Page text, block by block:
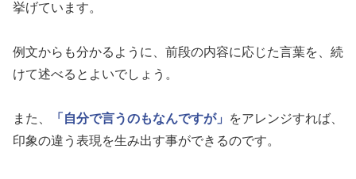
挙げています。
例文からも分かるように、前段の内容に応じた言葉を、続
けて述べるとよいでしょう。
また、 「自分で言うのもなんですが」
をアレンジすれば、
印象の違う表現を生み出す事ができるのです。